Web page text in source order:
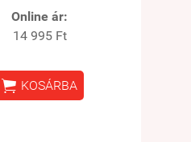
Online ár:
14 995 Ft
 KOSÁRBA